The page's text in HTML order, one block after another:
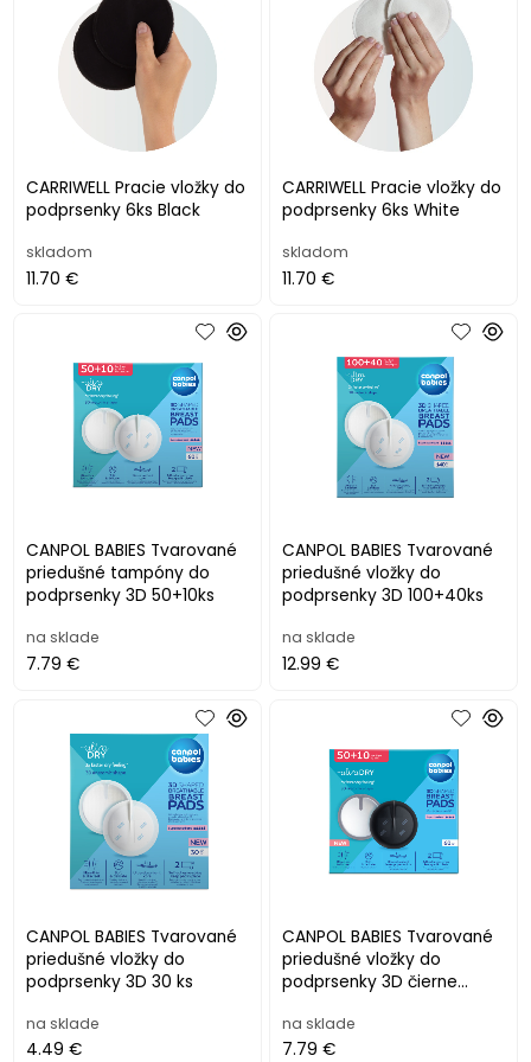
CARRIWELL Pracie vložky do
podprsenky 6ks Black
skladom
11.70 €
CARRIWELL Pracie vložky do
podprsenky 6ks White
skladom
11.70 €
CANPOL BABIES Tvarované
priedušné tampóny do
podprsenky 3D 50+10ks
na sklade
7.79 €
CANPOL BABIES Tvarované
priedušné vložky do
podprsenky 3D 100+40ks
na sklade
12.99 €
CANPOL BABIES Tvarované
priedušné vložky do
podprsenky 3D 30 ks
na sklade
4.49 €
CANPOL BABIES Tvarované
priedušné vložky do
podprsenky 3D čierne
na sklade
7.79 €